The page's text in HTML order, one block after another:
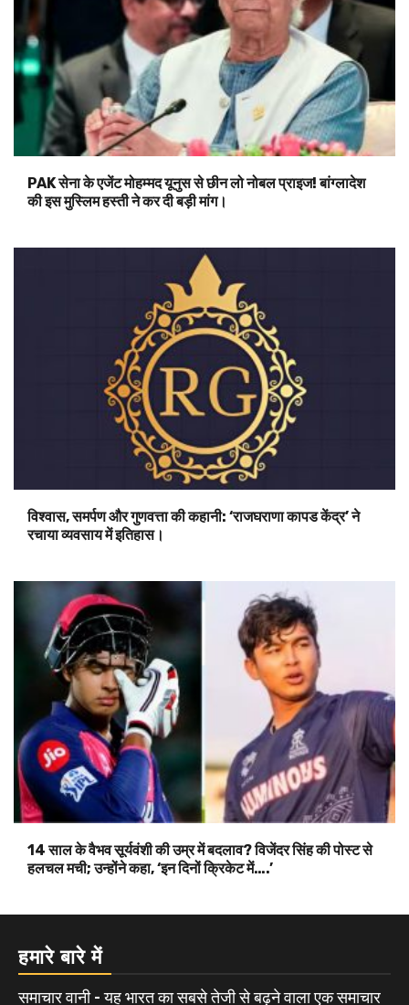
PAK सेना के एजेंट मोहम्मद यूनुस से छीन लो नोबल प्राइज! बांग्लादेश
की इस मुस्लिम हस्ती ने कर दी बड़ी मांग।
विश्वास, समर्पण और गुणवत्ता की कहानी: ‘राजघराणा कापड केंद्र’ ने
रचाया व्यवसाय में इतिहास।
14 साल के वैभव सूर्यवंशी की उम्र में बदलाव? विजेंदर सिंह की पोस्ट से
हलचल मची; उन्होंने कहा, ‘इन दिनों क्रिकेट में….’
हमारे बारे में
समाचार वानी - यह भारत का सबसे तेजी से बढ़ने वाला एक समाचार